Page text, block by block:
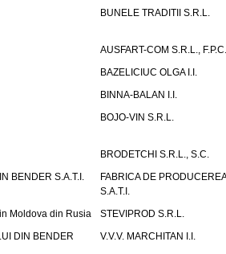
BUNELE TRADITII S.R.L.
AUSFART-COM S.R.L., F.P.C.
BAZELICIUC OLGA I.I.
BINNA-BALAN I.I.
BOJO-VIN S.R.L.
BRODETCHI S.R.L., S.C.
BENDER S.A.T.I.
FABRICA DE
S.A.T.I.
Moldova din Rusia
STEVIPROD S.R.L.
DIN BENDER
V.V.V. MARCHITAN I.I.